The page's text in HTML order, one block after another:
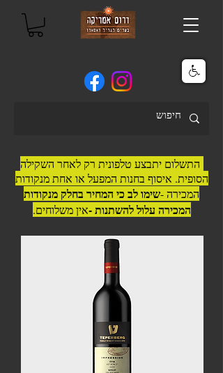
התשלום יתבצע טלפונית רק לאחר השקילה
הסופית. איסוף בחנות המפעל או אחת מנקודות
המכירה -שימו לב כי המחיר בחלק מנקודות
המכירה עלול להשתנות -אין משלוחים.